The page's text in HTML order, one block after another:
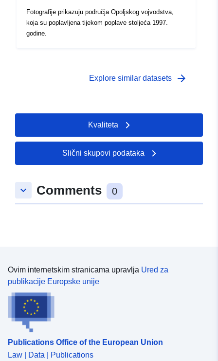
Fotografije prikazuju područja Opoljskog vojvodstva,
koja su poplavljena tijekom poplave stoljeća 1997.
godine.
Explore similar datasets arrow_forward
Kvaliteta
Slični skupovi podataka
keyboard_arrow_down Comments 0
Ovim internetskim stranicama upravlja Ured za
publikacije Europske unije
Publications Office of the European Union
Law | Data | Publications